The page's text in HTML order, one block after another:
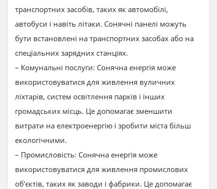
транспортних засобів, таких як автомобілі,
автобуси і навіть літаки. Сонячні панелі можуть
бути встановлені на транспортних засобах або на
спеціальних зарядних станціях.
– Комунальні послуги: Сонячна енергія може
використовуватися для живлення вуличних
ліхтарів, систем освітлення парків і інших
громадських місць. Це допомагає зменшити
витрати на електроенергію і зробити міста більш
екологічними.
– Промисловість: Сонячна енергія може
використовуватися для живлення промислових
об’єктів, таких як заводи і фабрики. Це допомагає